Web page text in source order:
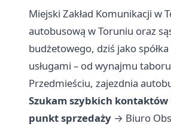
Miejski Zakład Komunikacji w
autobusową w Toruniu oraz
budżetowego, dziś jako
usługami – od wynajmu
Przedmieściu, zajezdnia
Szukam szybkich
punkt sprzedaży → Biuro